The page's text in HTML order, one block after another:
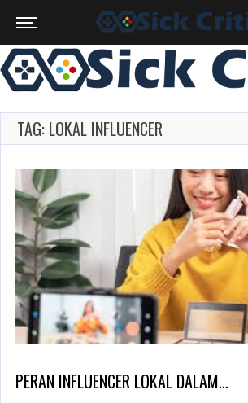
TAG: LOKAL INFLUENCER
PERAN INFLUENCER LOKAL DALAM…